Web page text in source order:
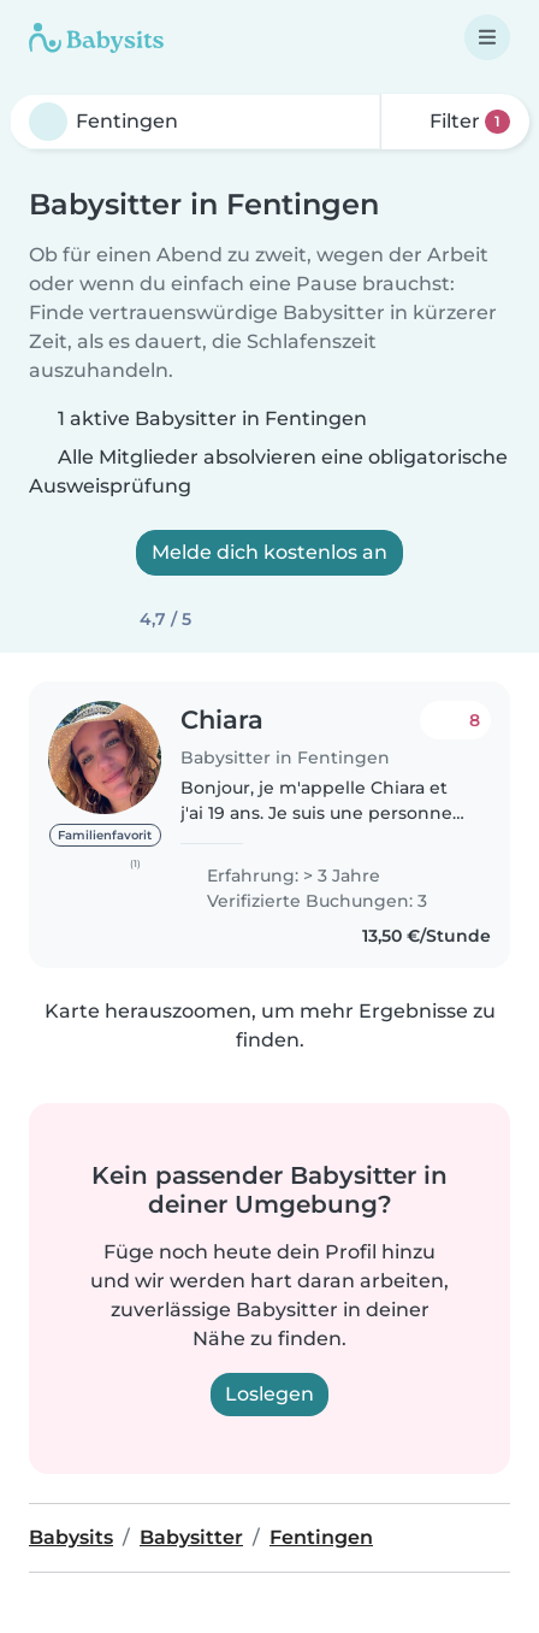
Filter 1
Babysitter in Fentingen
Ob für einen Abend zu zweit, wegen der Arbeit
oder wenn du einfach eine Pause brauchst:
Finde vertrauenswürdige Babysitter in kürzerer
Zeit, als es dauert, die Schlafenszeit
auszuhandeln.
1 aktive Babysitter in Fentingen
Alle Mitglieder absolvieren eine obligatorische
Ausweisprüfung
Melde dich kostenlos an
4,7 / 5
Familienfavorit
(1)
Chiara
Babysitter in Fentingen
8
Bonjour, je m'appelle Chiara et
j'ai 19 ans. Je suis une personne
je propose mes services de
baby-sitting pour veiller sur vos
enfants en toute sécurité...
Erfahrung: > 3 Jahre
Verifizierte Buchungen: 3
13,50 €/Stunde
Karte herauszoomen, um mehr Ergebnisse zu
finden.
Kein passender Babysitter in
deiner Umgebung?
Füge noch heute dein Profil hinzu
und wir werden hart daran arbeiten,
zuverlässige Babysitter in deiner
Nähe zu finden.
Loslegen
Babysits Babysitter Fentingen